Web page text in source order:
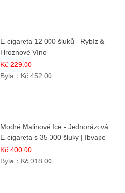
E-cigareta 12 000 šluků - Rybíz &
Hroznové Víno
Kč 229.00
Byla： Kč 452.00
Modré Malinové Ice - Jednorázová
E-cigareta s 35 000 šluky | Ibvape
Kč 400.00
Byla： Kč 918.00